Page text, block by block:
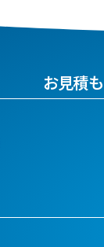
お見積